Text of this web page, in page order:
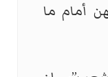
أمام ما